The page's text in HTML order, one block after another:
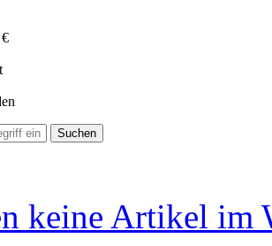
Suchen
keine Artikel im